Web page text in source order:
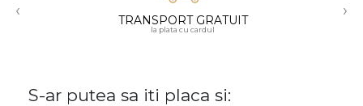
18K
‹ TRANSPORT GRATUIT
la plata cu cardul
›
S-ar putea sa iti placa si: